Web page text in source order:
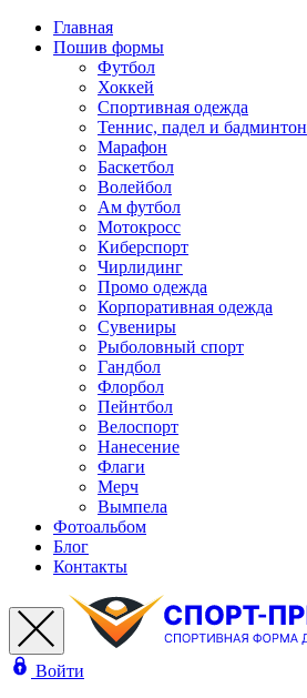
Главная
Пошив формы
Футбол
Хоккей
Спортивная одежда
Теннис, падел и бадминтон
Марафон
Баскетбол
Волейбол
Ам футбол
Мотокросс
Киберспорт
Чирлидинг
Промо одежда
Корпоративная одежда
Сувениры
Рыболовный спорт
Гандбол
Флорбол
Пейнтбол
Велоспорт
Нанесение
Флаги
Мерч
Вымпела
Фотоальбом
Блог
Контакты
Войти